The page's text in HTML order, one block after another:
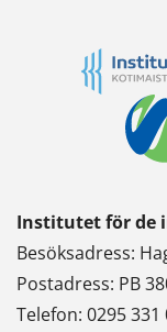
Institutet för de
Besöksadress:
Postadress: PB
Telefon: 0295 331